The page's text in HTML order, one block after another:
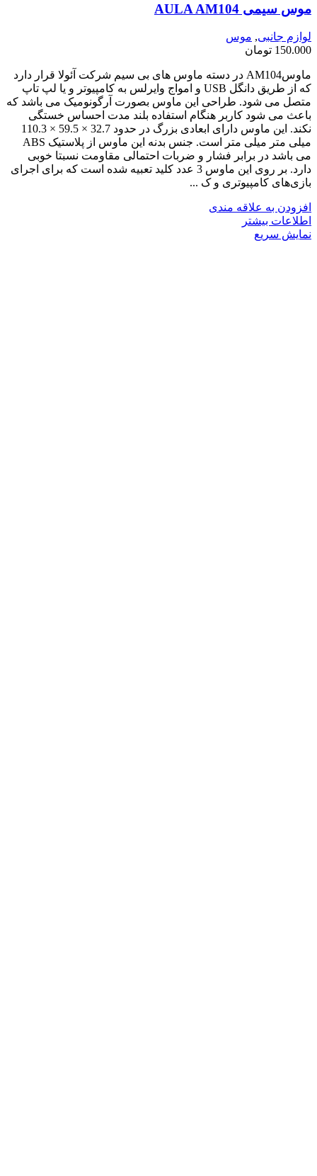
موس سیمی AULA AM104
لوازم جانبی, موس
150.000 تومان
ماوسAM104 در دسته ماوس های بی سیم شرکت آئولا قرار دارد
که از طریق دانگل USB و امواج وایرلس به کامپیوتر و یا لپ تاپ
متصل می شود. طراحی این ماوس بصورت آرگونومیک می باشد که
باعث می شود کاربر هنگام استفاده بلند مدت احساس خستگی
نکند. این ماوس دارای ابعادی بزرگ در حدود 32.7 × 59.5 × 110.3
میلی متر میلی متر است. جنس بدنه این ماوس از پلاستیک ABS
می باشد در برابر فشار و ضربات احتمالی مقاومت نسبتا خوبی
دارد. بر روی این ماوس 3 عدد کلید تعبیه شده است که برای اجرای
بازی‌های کامپیوتری و ک ...
افزودن به علاقه مندی
اطلاعات بیشتر
نمایش سریع